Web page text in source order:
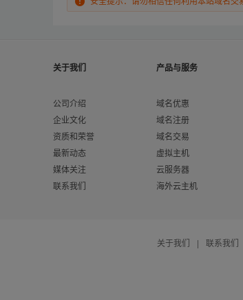
关于我们
公司介绍
企业文化
资质和荣誉
最新动态
媒体关注
联系我们
产品与服务
域名优惠
域名注册
域名交易
虚拟主机
云服务器
海外云主机
关于我们 | 联系我们